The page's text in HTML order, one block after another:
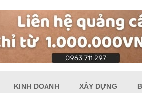
KINH DOANH XÂY DỰNG